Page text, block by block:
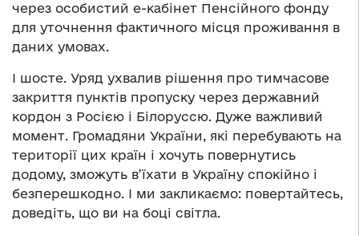
через особистий е-кабінет Пенсійного фонду
для уточнення фактичного місця проживання в
даних умовах.
І шосте. Уряд ухвалив рішення про тимчасове
закриття пунктів пропуску через державний
кордон з Росією і Білоруссю. Дуже важливий
момент. Громадяни України, які перебувають на
території цих країн і хочуть повернутись
додому, зможуть в’їхати в Україну спокійно і
безперешкодно. І ми закликаємо: повертайтесь,
доведіть, що ви на боці світла.